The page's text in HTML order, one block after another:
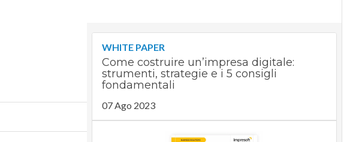
WHITE PAPER
Come costruire un’impresa digitale:
strumenti, strategie e i 5 consigli
fondamentali
07 Ago 2023